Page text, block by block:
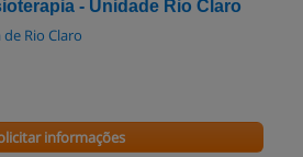
- Unidade Rio Claro
Rio Claro
informações